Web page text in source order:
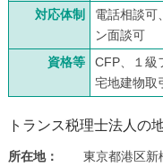
対応体制
電話相談可
ン面談可
資格等
CFP、１級
宅地建物取
トランス税理士法人の
所在地：
東京都港区新